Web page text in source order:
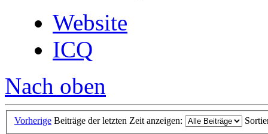
Website
ICQ
Nach oben
Vorherige Beiträge der letzten Zeit anzeigen: